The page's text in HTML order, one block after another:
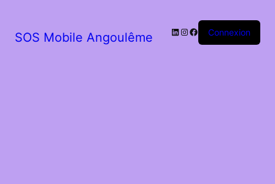
SOS Mobile Angoulême LinkedIn
Instagram
Facebook
Connexion